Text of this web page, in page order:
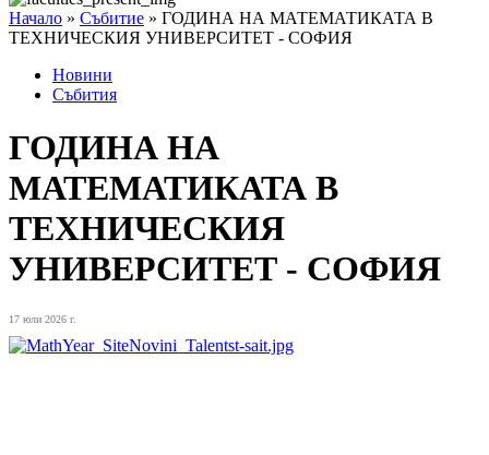
Начало » Събитие » ГОДИНА НА МАТЕМАТИКАТА В
ТЕХНИЧЕСКИЯ УНИВЕРСИТЕТ - СОФИЯ
Новини
Събития
ГОДИНА НА
МАТЕМАТИКАТА В
ТЕХНИЧЕСКИЯ
УНИВЕРСИТЕТ - СОФИЯ
17 юли 2026 г.